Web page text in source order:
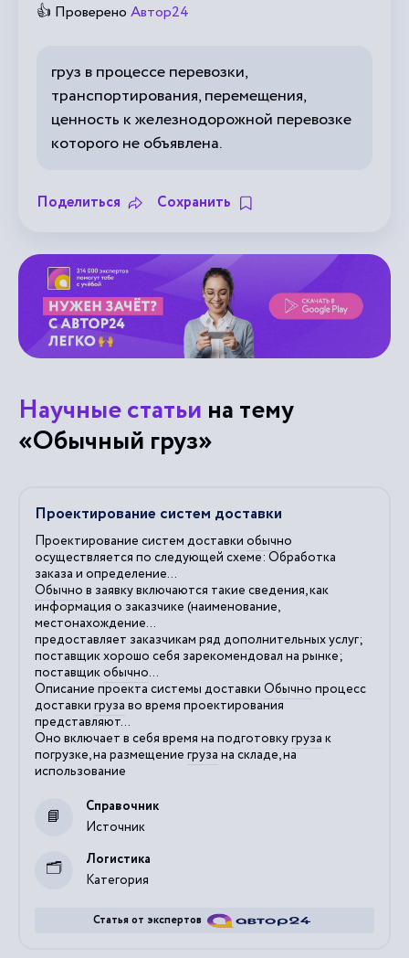
👍 Проверено Автор24
груз в процессе перевозки,
транспортирования, перемещения,
ценность к железнодорожной перевозке
которого не объявлена.
Поделиться Сохранить
Научные статьи на тему
«Обычный груз»
Проектирование систем доставки
Проектирование систем доставки обычно
осуществляется по следующей схеме: Обработка
заказа и определение...
Обычно в заявку включаются такие сведения, как
информация о заказчике (наименование,
местонахождение...
предоставляет заказчикам ряд дополнительных услуг;
поставщик хорошо себя зарекомендовал на рынке;
поставщикобычно...
Описание проекта системы доставки Обычно процесс
доставки груза во время проектирования
представляют...
Оно включает в себя время на подготовкугруза к
погрузке, на размещение груза на складе, на
использование
Источник
Справочник
Категория
Логистика
Статья от экспертов